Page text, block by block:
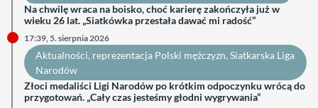
Na chwilę wraca na boisko, choć karierę zakończyła już w
wieku 26 lat. „Siatkówka przestała dawać mi radość”
17:39, 5. sierpnia 2026
Aktualności, reprezentacja Polski mężczyzn, Siatkarska Liga
Narodów
Złoci medaliści Ligi Narodów po krótkim odpoczynku wrócą do
przygotowań. „Cały czas jesteśmy głodni wygrywania”